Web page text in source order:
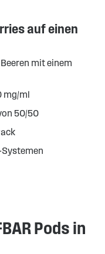
auf einen
mit einem
mg/ml
50/50
Systemen
Pods in